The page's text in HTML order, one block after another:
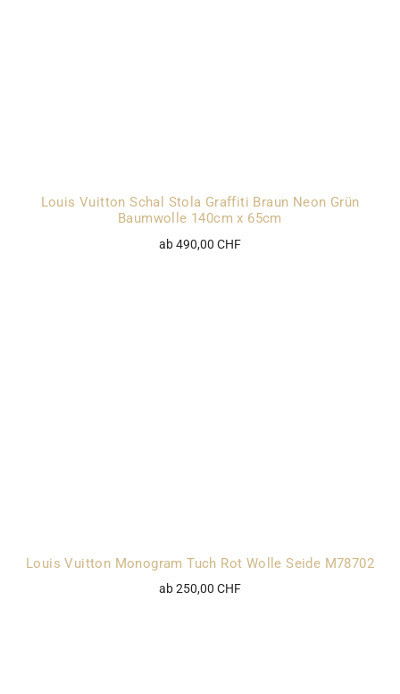
Louis Vuitton Schal Stola Graffiti Braun Neon Grün
Baumwolle 140cm x 65cm
ab 490,00 CHF
Louis Vuitton Monogram Tuch Rot Wolle Seide M78702
ab 250,00 CHF